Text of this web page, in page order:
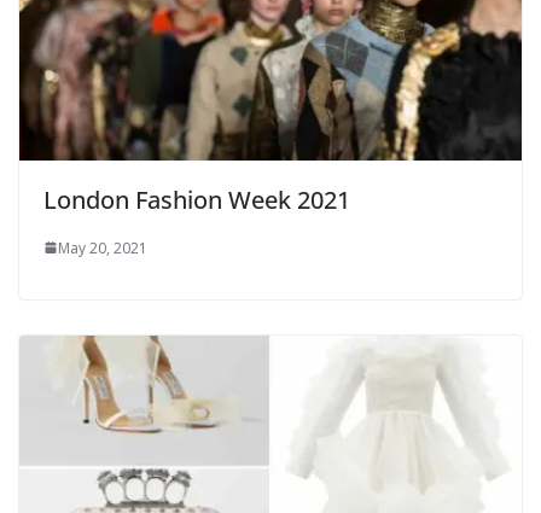
London Fashion Week 2021
May 20, 2021